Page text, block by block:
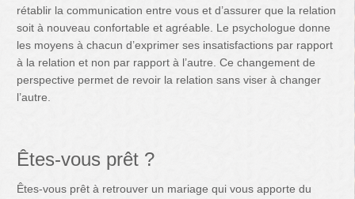
rétablir la communication entre vous et d’assurer que la relation
soit à nouveau confortable et agréable. Le psychologue donne
les moyens à chacun d’exprimer ses insatisfactions par rapport
à la relation et non par rapport à l’autre. Ce changement de
perspective permet de revoir la relation sans viser à changer
l’autre.
Êtes-vous prêt ?
Êtes-vous prêt à retrouver un mariage qui vous apporte du